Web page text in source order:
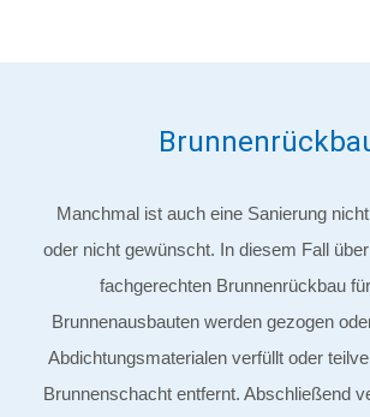
Manchmal ist auch eine Sanierung
oder nicht gewünscht. In diesem Fall
fachgerechten Brunnenrückbau
Brunnenausbauten werden gezogen
Abdichtungsmaterialen verfüllt oder
Brunnenschacht entfernt. Abschließend